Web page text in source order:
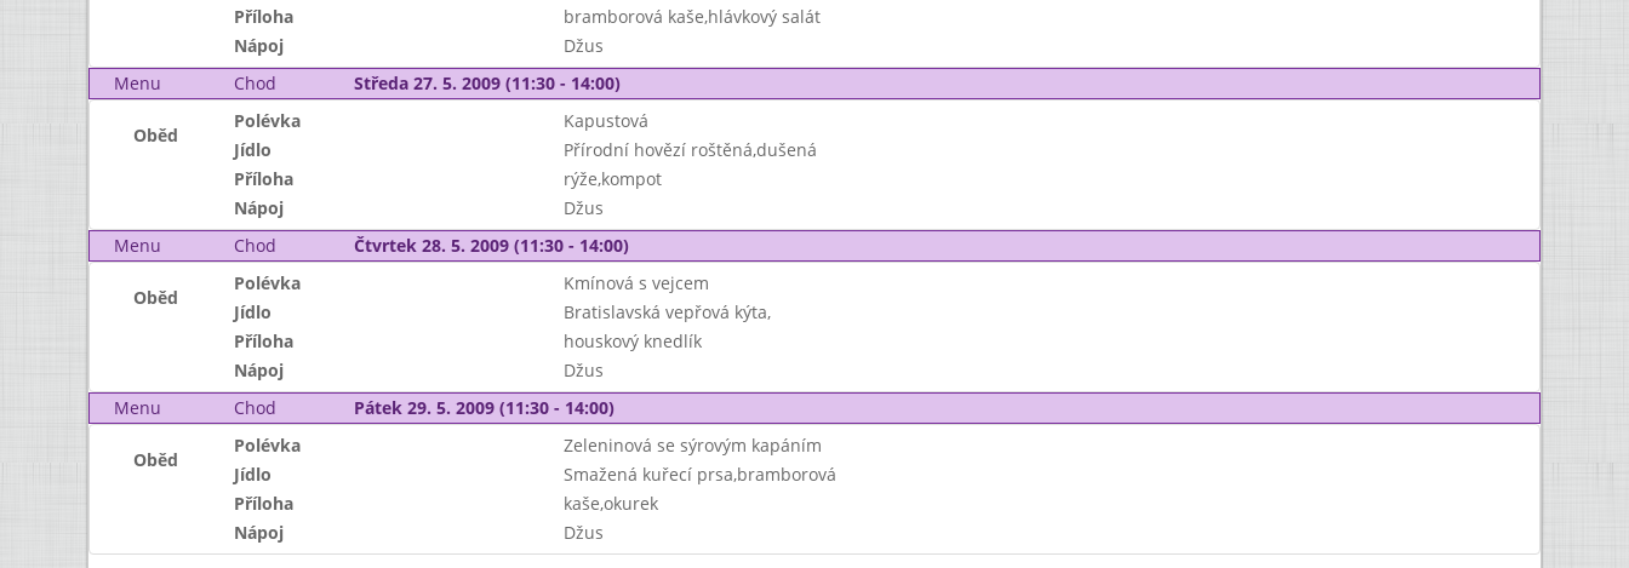
Příloha
bramborová kaše,hlávkový salát
Nápoj
Džus
Menu
Chod Středa 27. 5. 2009 (11:30 - 14:00)
Oběd
Polévka
Kapustová
Jídlo
Přírodní hovězí roštěná,dušená
Příloha
rýže,kompot
Nápoj
Džus
Menu
Chod Čtvrtek 28. 5. 2009 (11:30 - 14:00)
Oběd
Polévka
Kmínová s vejcem
Jídlo
Bratislavská vepřová kýta,
Příloha
houskový knedlík
Nápoj
Džus
Menu
Chod Pátek 29. 5. 2009 (11:30 - 14:00)
Oběd
Polévka
Zeleninová se sýrovým kapáním
Jídlo
Smažená kuřecí prsa,bramborová
Příloha
kaše,okurek
Nápoj
Džus